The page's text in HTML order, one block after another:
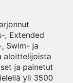
, Extended
Swim- ja
aloittelijoista
ja painetut
yli 3500